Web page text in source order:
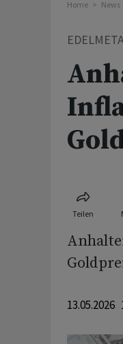
Home News
Teilen
13.05.2026